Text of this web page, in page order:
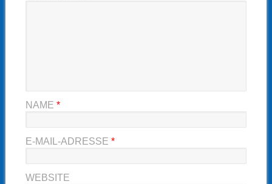
NAME *
E-MAIL-ADRESSE *
WEBSITE